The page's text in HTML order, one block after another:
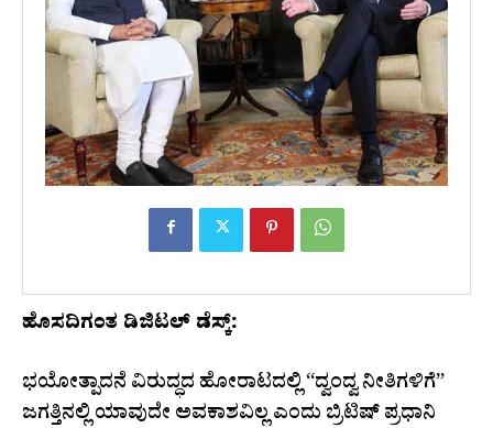
ಹೊಸದಿಗಂತ ಡಿಜಿಟಲ್ ಡೆಸ್ಕ್:
ಭಯೋತ್ಪಾದನೆ ವಿರುದ್ಧದ ಹೋರಾಟದಲ್ಲಿ “ದ್ವಂದ್ವ ನೀತಿಗಳಿಗೆ”
ಜಗತ್ತಿನಲ್ಲಿ ಯಾವುದೇ ಅವಕಾಶವಿಲ್ಲ ಎಂದು ಬ್ರಿಟಿಷ್ ಪ್ರಧಾನಿ